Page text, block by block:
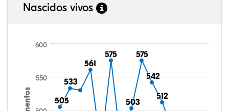
Nascidos vivos
505
505
533
533
561
561
575
575
503
503
575
575
542
542
512
512
550
600